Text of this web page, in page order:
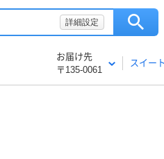
詳細設定
お届け先
〒135-0061
スイー